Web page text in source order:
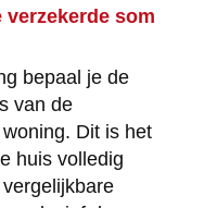
verzekerde som
bepaal je de
van de
Dit is het
huis volledig